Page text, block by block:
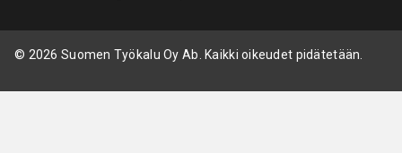
© 2026 Suomen Työkalu Oy Ab. Kaikki oikeudet pidätetään.